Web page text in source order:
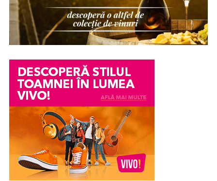
Există numeroase situații în care o persoană ajunge să
fie suspectată fără să existe dovezi clare împotriva sa. O
dispariție de bunuri într-o companie, o acuzație lansată
într-un conflict personal, o neînțelegere între colegi
serioase asupra imaginii și credibilității unei persoane.
Din păcate, chiar și atunci când acuzațiile se dovedesc
ulterior nefondate, efectele asupra reputației pot
persista. Încrederea colegilor, a angajatorului sau chiar a
membrilor familiei poate fi afectată, iar procesul de
recâștigare a acesteia poate fi dificil.
În astfel de împrejurări, unele persoane aleg în mod
voluntar să efectueze un test poligraf pentru a susține
veridicitatea declarațiilor lor. Examinarea nu stabilește